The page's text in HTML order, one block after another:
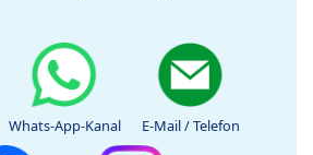
Whats-App-Kanal E-Mail / Telefon